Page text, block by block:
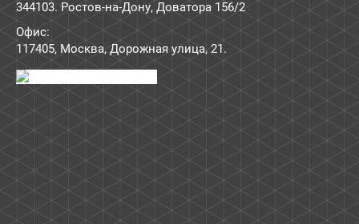
344103. Ростов-на-Дону, Доватора 156/2
Офис:
117405, Москва, Дорожная улица, 21.